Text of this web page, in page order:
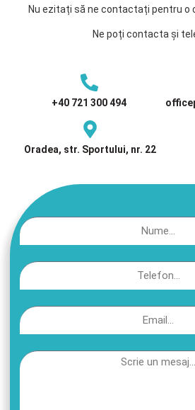
Nu ezitați să ne contactați pentru o
Ne poți contacta și
+40 721 300 494
Oradea, str. Sportului, nr. 22